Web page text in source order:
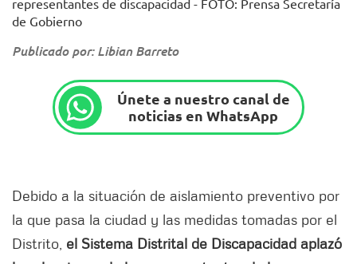
de Gobierno
Publicado por: Libian Barreto
Únete a nuestro canal de
noticias en WhatsApp
Debido a la situación de aislamiento preventivo por
la que pasa la ciudad y las medidas tomadas por el
Distrito, el Sistema Distrital de Discapacidad aplazó